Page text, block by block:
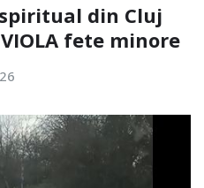
spiritual din Cluj
fete minore